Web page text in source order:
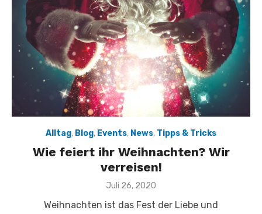
Alltag, Blog, Events, News, Tipps & Tricks
Wie feiert ihr Weihnachten? Wir
verreisen!
Veröffentlicht
Juli 26, 2020
Weihnachten ist das Fest der Liebe und